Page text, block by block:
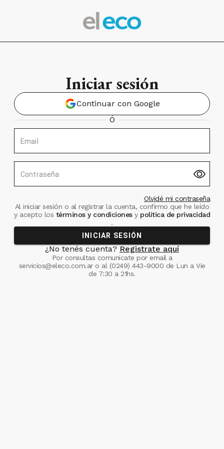
Iniciar sesión
Continuar con Google
Ó
Email
Contraseña
Olvidé mi contraseña
Al iniciar sesión o al registrar la cuenta, confirmo que he leído
y acepto los términos y condiciones ypolítica de privacidad
.
INICIAR SESIÓN
¿No tenés cuenta? Registrate aquí
Por consultas comunicate por email a
servicios@eleco.com.aro al (0249) 443-9000 de Lun a Vie
de 7:30 a 21hs.